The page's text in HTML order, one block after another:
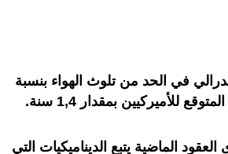
في الحد من تلوث الهواء بنسبة
الماضية يتبع الديناميكيات التي